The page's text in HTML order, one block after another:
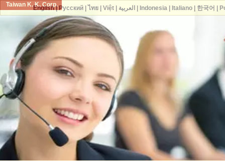
Taiwan K. K. Corp.
English| Русский| ไทย| Việt| العربية Indonesia| Italiano| 한국어